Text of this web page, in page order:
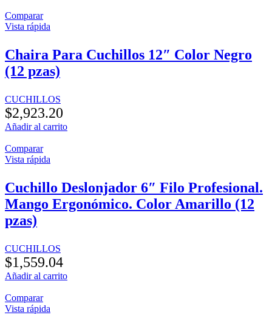
Comparar
Vista rápida
Chaira Para Cuchillos 12″ Color Negro
(12 pzas)
CUCHILLOS
$2,923.20
Añadir al carrito
Comparar
Vista rápida
Cuchillo Deslonjador 6″ Filo Profesional.
Mango Ergonómico. Color Amarillo (12
pzas)
CUCHILLOS
$1,559.04
Añadir al carrito
Comparar
Vista rápida